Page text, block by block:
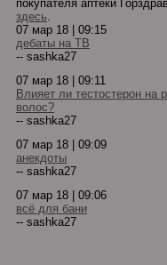
покупателя аптеки
здесь.
07 мар 18 | 09:15
дебаты на ТВ
-- sashka27
07 мар 18 | 09:11
Влияет ли тестостерон на
волос?
-- sashka27
07 мар 18 | 09:09
анекдоты
-- sashka27
07 мар 18 | 09:06
всё для бани
-- sashka27